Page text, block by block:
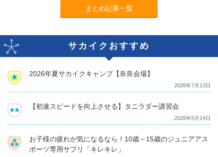
まとめ記事一覧
サカイクおすすめ
2026年夏サカイクキャンプ【奈良会場】
2026年7月13日
【初速スピードを向上させる】タニラダー講習会
2026年5月14日
お子様の疲れが気になるなら！10歳～15歳のジュニアアス
ポーツ専用サプリ「キレキレ」